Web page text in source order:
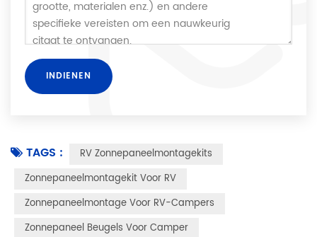
TAGS :
RV Zonnepaneelmontagekits
Zonnepaneelmontagekit Voor RV
Zonnepaneelmontage Voor RV-Campers
Zonnepaneel Beugels Voor Camper